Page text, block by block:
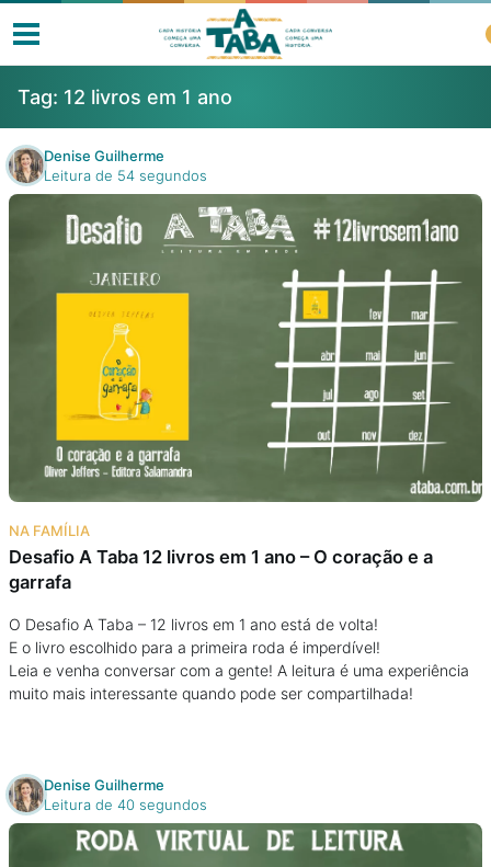
Livros
Resenhas
Clube de Leitores
Na escola
Na família
Colunas
Conteúdos
Cursos On line
Tag: 12 livros em 1 ano
Denise Guilherme
Leitura de 54 segundos
NA FAMÍLIA
Desafio A Taba 12 livros em 1 ano – O coração e a
garrafa
O Desafio A Taba – 12 livros em 1 ano está de volta!
E o livro escolhido para a primeira roda é imperdível!
Leia e venha conversar com a gente! A leitura é uma experiência
muito mais interessante quando pode ser compartilhada!
Denise Guilherme
Leitura de 40 segundos